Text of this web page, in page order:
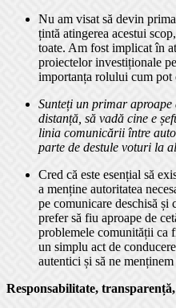
Nu am visat să devin
țintă atingerea acestui
toate. Am fost implicat în
proiectelor investiționale
importanța rolului cum pot
Sunteți un primar
distanță, să vadă cine e
linia comunicării între
parte de destule voturi la
Cred că este esențial să
a menține autoritatea
pe comunicare deschisă și
prefer să fiu aproape de
problemele comunității ca
un simplu act de
autentici și să ne
Responsabilitate,